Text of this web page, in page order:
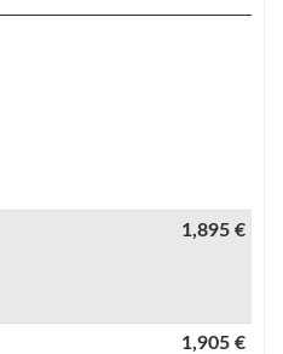
1,895 €
1,905 €